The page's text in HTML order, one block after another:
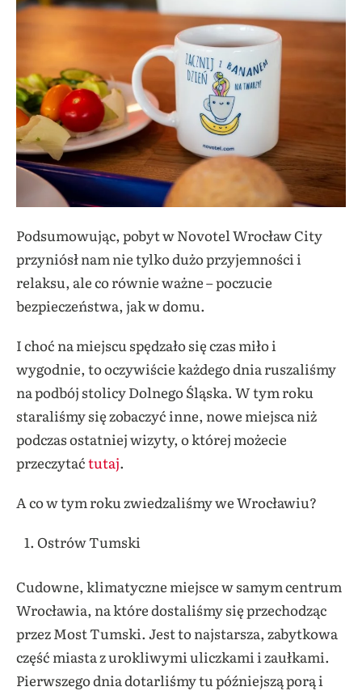
Podsumowując, pobyt w Novotel Wrocław City
przyniósł nam nie tylko dużo przyjemności i
relaksu, ale co równie ważne – poczucie
bezpieczeństwa, jak w domu.
I choć na miejscu spędzało się czas miło i
wygodnie, to oczywiście każdego dnia ruszaliśmy
na podbój stolicy Dolnego Śląska. W tym roku
staraliśmy się zobaczyć inne, nowe miejsca niż
podczas ostatniej wizyty, o której możecie
przeczytaćtutaj.
A co w tym roku zwiedzaliśmy we Wrocławiu?
Ostrów Tumski
Cudowne, klimatyczne miejsce w samym centrum
Wrocławia, na które dostaliśmy się przechodząc
przez Most Tumski. Jest to najstarsza, zabytkowa
część miasta z urokliwymi uliczkami i zaułkami.
Pierwszego dnia dotarliśmy tu późniejszą porą i